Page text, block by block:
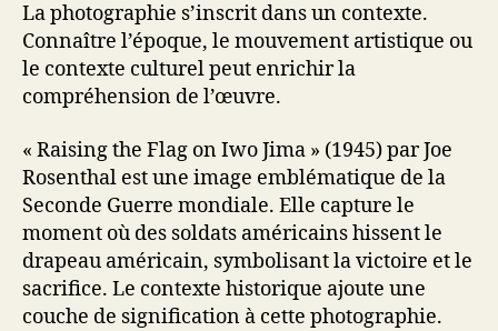
La photographie s’inscrit dans un contexte.
Connaître l’époque, le mouvement artistique ou
le contexte culturel peut enrichir la
compréhension de l’œuvre.
« Raising the Flag on Iwo Jima » (1945) par Joe
Rosenthal est une image emblématique de la
Seconde Guerre mondiale. Elle capture le
moment où des soldats américains hissent le
drapeau américain, symbolisant la victoire et le
sacrifice. Le contexte historique ajoute une
couche de signification à cette photographie.